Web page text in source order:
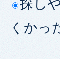
探し
くかっ